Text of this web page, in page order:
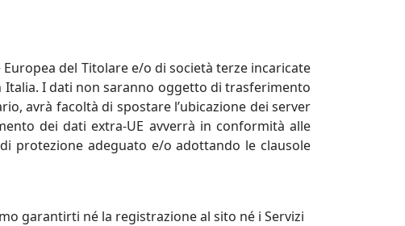
del Titolare e/o di società terze incaricate
I dati non saranno oggetto di trasferimento
avrà facoltà di spostare l’ubicazione dei server
dei dati extra-UE avverrà in conformità alle
protezione adeguato e/o adottando le clausole
garantirti né la registrazione al sito né i Servizi